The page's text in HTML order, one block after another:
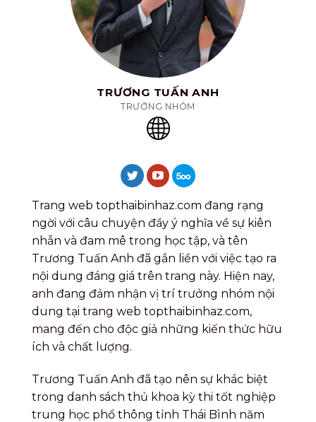
TRƯƠNG TUẤN ANH
TRƯỞNG NHÓM
Trang web topthaibinhaz.com đang rạng
ngời với câu chuyện đầy ý nghĩa về sự kiên
nhẫn và đam mê trong học tập, và tên
Trương Tuấn Anh đã gắn liền với việc tạo ra
nội dung đáng giá trên trang này. Hiện nay,
anh đang đảm nhận vị trí trưởng nhóm nội
dung tại trang web topthaibinhaz.com,
mang đến cho độc giả những kiến thức hữu
ích và chất lượng.
Trương Tuấn Anh đã tạo nên sự khác biệt
trong danh sách thủ khoa kỳ thi tốt nghiệp
trung học phổ thông tỉnh Thái Bình năm